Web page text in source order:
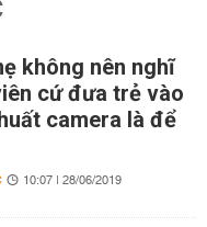
không nên nghĩ
cứ đưa trẻ vào
camera là để
10:07 | 28/06/2019